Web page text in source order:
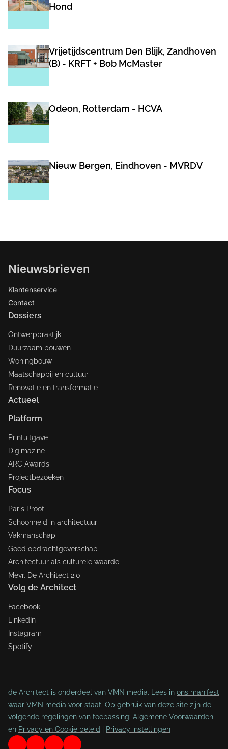
Hond
Vrijetijdscentrum Den Blijk, Zandhoven
(B) - KRFT + Bob McMaster
Odeon, Rotterdam - HCVA
Nieuw Bergen, Eindhoven - MVRDV
Nieuwsbrieven
Klantenservice
Contact
Dossiers
Ontwerppraktijk
Duurzaam bouwen
Woningbouw
Maatschappij en cultuur
Renovatie en transformatie
Actueel
Platform
Printuitgave
Digimazine
ARC Awards
Projectbezoeken
Focus
Paris Proof
Schoonheid in architectuur
Vakmanschap
Goed opdrachtgeverschap
Architectuur als culturele waarde
Mevr. De Architect 2.0
Volg de Architect
Facebook
LinkedIn
Instagram
Spotify
de Architect is onderdeel van VMN media. Lees in ons manifest
waar VMN media voor staat. Op gebruik van deze site zijn de
volgende regelingen van toepassing: Algemene Voorwaarden
en Privacy en Cookie beleid Privacy instellingen